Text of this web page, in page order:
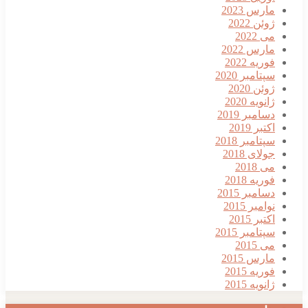
2023
2022
2022
2022
2020
2020
2020
2019
2019
2018
2018
2018
2015
2015
2015
2015
2015
2015
2015